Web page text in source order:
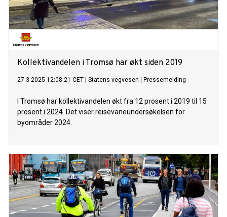
Kollektivandelen i Tromsø har økt siden 2019
27.3.2025 12:08:21 CET Statens vegvesen Pressemelding
I Tromsø har kollektivandelen økt fra 12 prosent i 2019 til 15
prosent i 2024. Det viser reisevaneundersøkelsen for
byområder 2024.